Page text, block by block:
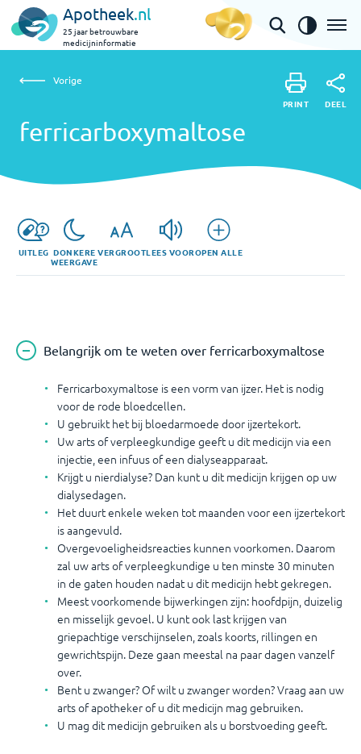
Apotheek.nl
25 jaar betrouwbare
medicijninformatie
ferricarboxymaltose
Vorige
ferricarboxymaltose
PRINT DEEL
UITLEG DONKERE
WEERGAVE
VERGROOTLEES VOOROPEN ALLE
Belangrijk om te weten over ferricarboxymaltose
Ferricarboxymaltose is een vorm van ijzer. Het is nodig
voor de rode bloedcellen.
U gebruikt het bij bloedarmoede door ijzertekort.
Uw arts of verpleegkundige geeft u dit medicijn via een
injectie, een infuus of een dialyseapparaat.
Krijgt u nierdialyse? Dan kunt u dit medicijn krijgen op uw
dialysedagen.
Het duurt enkele weken tot maanden voor een ijzertekort
is aangevuld.
Overgevoeligheidsreacties kunnen voorkomen. Daarom
zal uw arts of verpleegkundige u ten minste 30 minuten
in de gaten houden nadat u dit medicijn hebt gekregen.
Meest voorkomende bijwerkingen zijn: hoofdpijn, duizelig
en misselijk gevoel. U kunt ook last krijgen van
griepachtige verschijnselen, zoals koorts, rillingen en
gewrichtspijn. Deze gaan meestal na paar dagen vanzelf
over.
Bent u zwanger? Of wilt u zwanger worden? Vraag aan uw
arts of apotheker of u dit medicijn mag gebruiken.
U mag dit medicijn gebruiken als u borstvoeding geeft.